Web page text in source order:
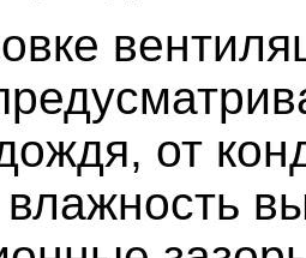
от